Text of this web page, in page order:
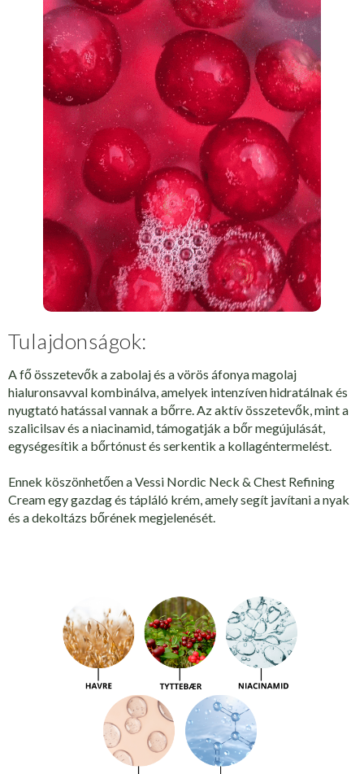
Tulajdonságok:
A fő összetevők a zabolaj és a vörös áfonya magolaj
hialuronsavval kombinálva, amelyek intenzíven hidratálnak és
nyugtató hatással vannak a bőrre. Az aktív összetevők, mint a
szalicilsav és a niacinamid, támogatják a bőr megújulását,
egységesítik a bőrtónust és serkentik a kollagéntermelést.
Ennek köszönhetően a Vessi Nordic Neck & Chest Refining
Cream egy gazdag és tápláló krém, amely segít javítani a nyak
és a dekoltázs bőrének megjelenését.